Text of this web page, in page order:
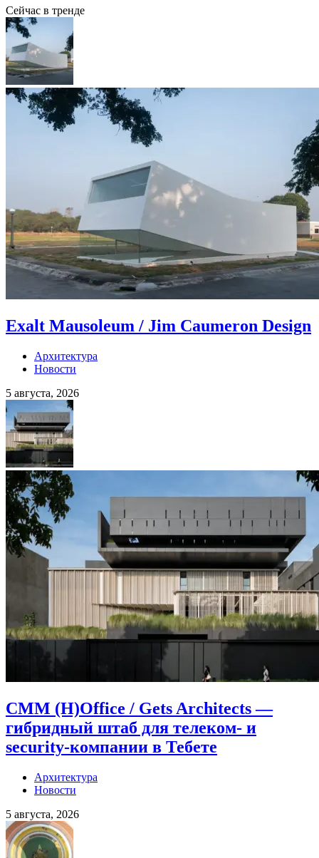
Сейчас в тренде
Exalt Mausoleum / Jim Caumeron Design
Архитектура
Новости
5 августа, 2026
CMM (H)Office / Gets Architects —
гибридный штаб для телеком- и
security-компании в Тебете
Архитектура
Новости
5 августа, 2026